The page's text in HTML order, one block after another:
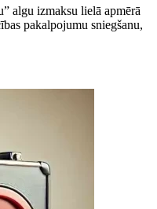
algu izmaksu lielā apmērā
pakalpojumu sniegšanu,